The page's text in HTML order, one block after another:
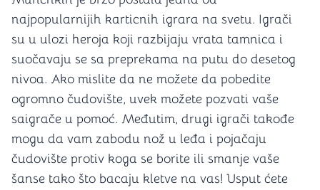
najpopularnijih karticnih igrara na svetu. Igrači
su u ulozi heroja koji razbijaju vrata tamnica i
suočavaju se sa preprekama na putu do desetog
nivoa. Ako mislite da ne možete da pobedite
ogromno čudovište, uvek možete pozvati vaše
saigrače u pomoć. Međutim, drugi igrači takođe
mogu da vam zabodu nož u leđa i pojačaju
čudovište protiv koga se borite ili smanje vaše
šanse tako što bacaju kletve na vas! Usput ćete